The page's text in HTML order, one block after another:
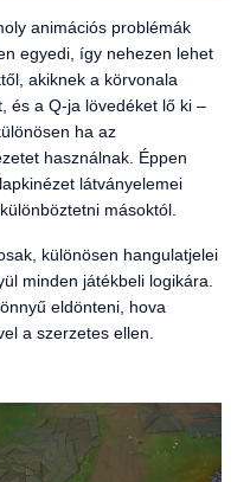
animációs problémák
egyedi, így nehezen lehet
akiknek a körvonala
és a Q-ja lövedéket lő ki –
ha az
használnak. Éppen
látványelemei
másoktól.
különösen hangulatjelei
minden játékbeli logikára.
eldönteni, hova
a szerzetes ellen.